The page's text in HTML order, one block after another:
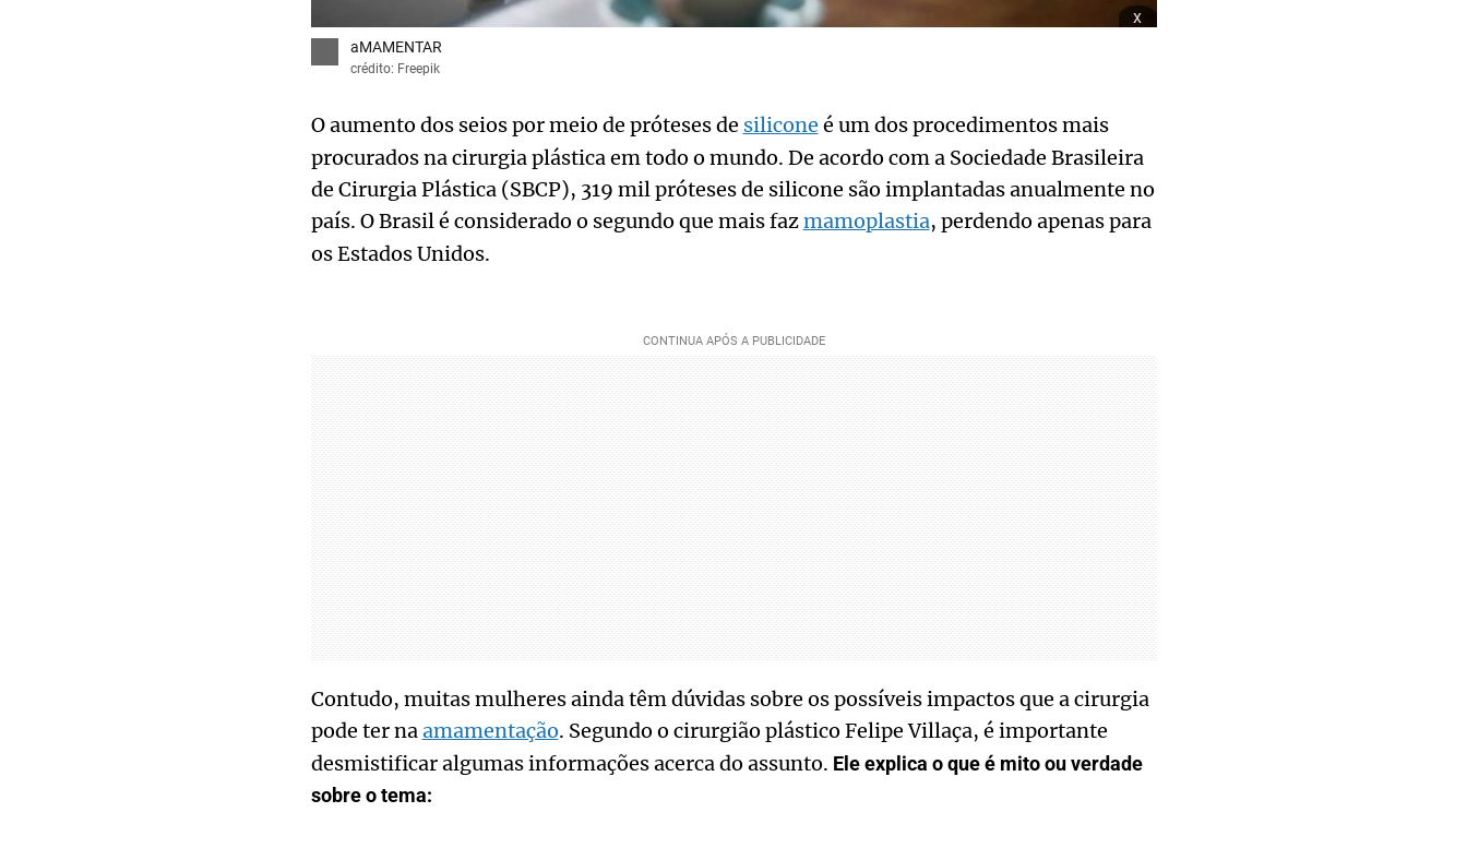
x
aMAMENTAR
crédito: Freepik
O aumento dos seios por meio de próteses de silicone é um dos procedimentos mais
procurados na cirurgia plástica em todo o mundo. De acordo com a Sociedade Brasileira
de Cirurgia Plástica (SBCP), 319 mil próteses de silicone são implantadas anualmente no
país. O Brasil é considerado o segundo que mais fazmamoplastia, perdendo apenas para
os Estados Unidos.
Contudo, muitas mulheres ainda têm dúvidas sobre os possíveis impactos que a cirurgia
pode ter naamamentação. Segundo o cirurgião plástico Felipe Villaça, é importante
desmistificar algumas informações acerca do assunto. Ele explica o que é mito ou verdade
sobre o tema: